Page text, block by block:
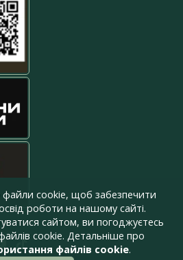
cookie, щоб забезпечити
роботи на нашому сайті.
сайтом, ви погоджуєтесь
cookie. Детальніше про
файлів cookie.